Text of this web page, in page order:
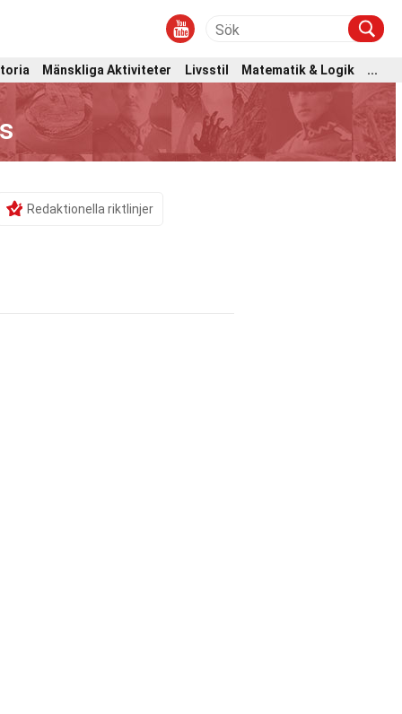
Mänskliga Aktiviteter Livsstil Matematik & Logik
...
Redaktionella riktlinjer